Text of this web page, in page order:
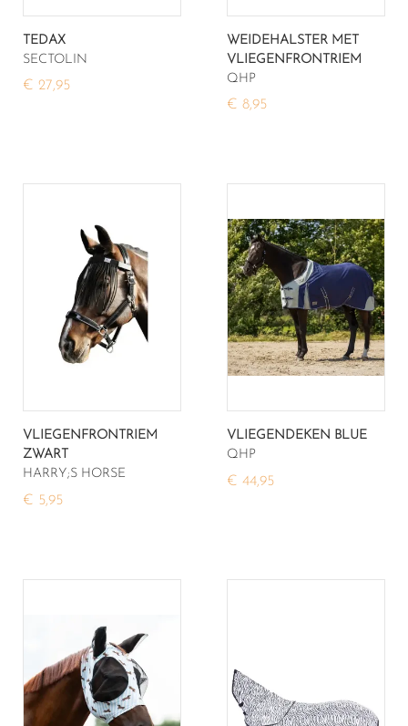
TEDAX
SECTOLIN
€ 27,95
WEIDEHALSTER MET
VLIEGENFRONTRIEM
QHP
€ 8,95
VLIEGENFRONTRIEM
ZWART
HARRY;S HORSE
€ 5,95
VLIEGENDEKEN BLUE
QHP
€ 44,95